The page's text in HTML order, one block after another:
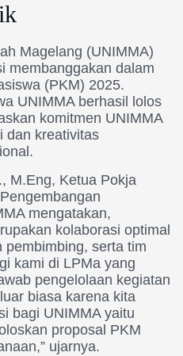
Magelang (UNIMMA)
membanggakan dalam
(PKM) 2025.
UNIMMA berhasil lolos
komitmen UNIMMA
dan kreativitas
M.Eng, Ketua Pokja
mengatakan,
kolaborasi optimal
pembimbing, serta tim
kami di LPMa yang
pengelolaan kegiatan
biasa karena kita
bagi UNIMMA yaitu
proposal PKM
ujarnya.